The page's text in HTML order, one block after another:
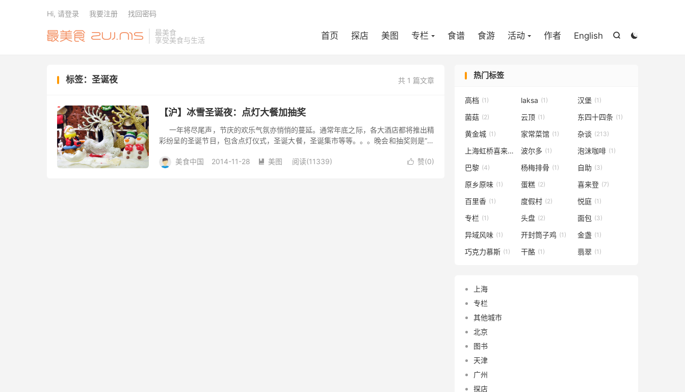
最美食
享受美食与生活


首页 探店 美图 专栏 食谱 食游 活动 作者 English
Hi, 请登录 我要注册 找回密码
共 1 篇文章
标签：圣诞夜
【沪】冰雪圣诞夜：点灯大餐加抽奖
一年将尽尾声，节庆的欢乐气氛亦悄悄的蔓延。通常年底之际，各大酒店都将推出精
彩纷呈的圣诞节目，包含点灯仪式，圣诞大餐，圣诞集市等等。。。晚会和抽奖则是“必
 赞(0)
美食中国 2014-11-28  美图 阅读(11339)
热门标签
高档 (1) laksa (1) 汉堡 (1)
菌菇 (2) 云顶 (1) 东四十四条 (1)
黄金城 (1) 家常菜馆 (1) 杂谈 (213)
上海虹桥喜来登 (1)
波尔多 (1) 泡沫咖啡 (1)
巴黎 (4) 杨梅排骨 (1) 自助 (3)
原乡原味 (1) 蛋糕 (2) 喜来登 (7)
百里香 (1) 度假村 (2) 悦庭 (1)
专栏 (1) 头盘 (2) 面包 (3)
异域风味 (1) 开封筒子鸡 (1) 金盏 (1)
巧克力慕斯 (1) 干酪 (1) 翡翠 (1)
上海
专栏
其他城市
北京
图书
天津
广州
探店